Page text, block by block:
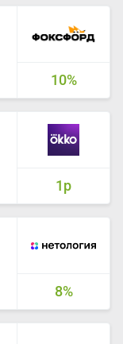
10%
1р
8%